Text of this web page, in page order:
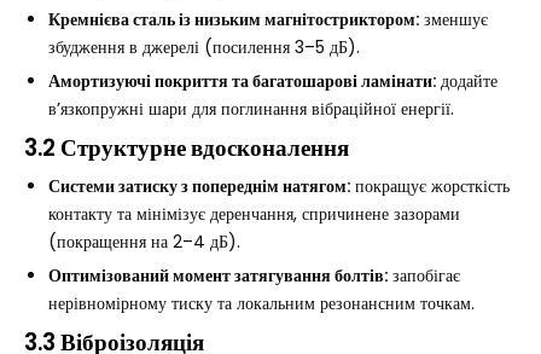
Кремнієва сталь із низьким магнітостриктором: зменшує
збудження в джерелі (посилення 3–5 дБ).
Амортизуючі покриття та багатошарові ламінати: додайте
в’язкопружні шари для поглинання вібраційної енергії.
3.2 Структурне вдосконалення
Системи затиску з попереднім натягом: покращує жорсткість
контакту та мінімізує деренчання, спричинене зазорами
(покращення на 2–4 дБ).
Оптимізований момент затягування болтів: запобігає
нерівномірному тиску та локальним резонансним точкам.
3.3 Віброізоляція